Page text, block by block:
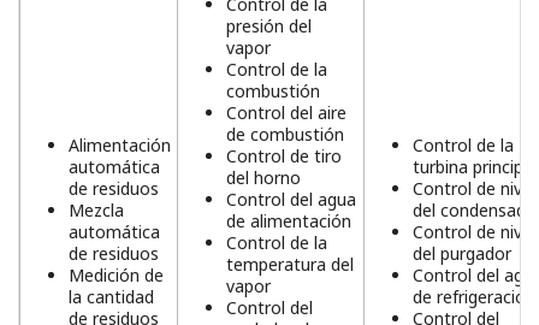
Alimentación
automática
de residuos
Mezcla
automática
de residuos
Medición de
la cantidad
de residuos
presión del
vapor
Control de la
combustión
Control del aire
de combustión
Control de tiro
del horno
Control del agua
de alimentación
Control de la
temperatura del
vapor
Control del
Control de la
turbina principal
Control de nivel
del
Control de nivel
del purgador
Control del
de refrigeración
Control del